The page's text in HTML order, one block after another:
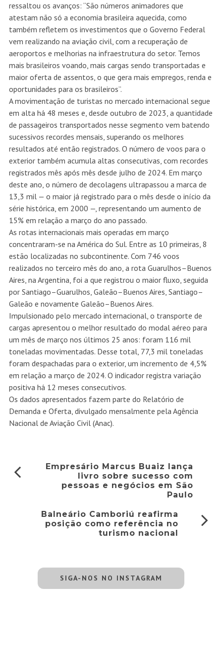
ressaltou os avanços: “São números animadores que
atestam não só a economia brasileira aquecida, como
também refletem os investimentos que o Governo Federal
vem realizando na aviação civil, com a recuperação de
aeroportos e melhorias na infraestrutura do setor. Temos
mais brasileiros voando, mais cargas sendo transportadas e
maior oferta de assentos, o que gera mais empregos, renda e
oportunidades para os brasileiros”.
A movimentação de turistas no mercado internacional segue
em alta há 48 meses e, desde outubro de 2023, a quantidade
de passageiros transportados nesse segmento vem batendo
sucessivos recordes mensais, superando os melhores
resultados até então registrados. O número de voos para o
exterior também acumula altas consecutivas, com recordes
registrados mês após mês desde julho de 2024. Em março
deste ano, o número de decolagens ultrapassou a marca de
13,3 mil — o maior já registrado para o mês desde o início da
série histórica, em 2000 —, representando um aumento de
15% em relação a março do ano passado.
As rotas internacionais mais operadas em março
concentraram-se na América do Sul. Entre as 10 primeiras, 8
estão localizadas no subcontinente. Com 746 voos
realizados no terceiro mês do ano, a rota Guarulhos–Buenos
Aires, na Argentina, foi a que registrou o maior fluxo, seguida
por Santiago–Guarulhos, Galeão–Buenos Aires, Santiago–
Galeão e novamente Galeão–Buenos Aires.
Impulsionado pelo mercado internacional, o transporte de
cargas apresentou o melhor resultado do modal aéreo para
um mês de março nos últimos 25 anos: foram 116 mil
toneladas movimentadas. Desse total, 77,3 mil toneladas
foram despachadas para o exterior, um incremento de 4,5%
em relação a março de 2024. O indicador registra variação
positiva há 12 meses consecutivos.
Os dados apresentados fazem parte do Relatório de
Demanda e Oferta, divulgado mensalmente pela Agência
Nacional de Aviação Civil (Anac).
Empresário Marcus Buaiz lança
livro sobre sucesso com
pessoas e negócios em São
Paulo
Balneário Camboriú reafirma
posição como referência no
turismo nacional
SIGA-NOS NO INSTAGRAM